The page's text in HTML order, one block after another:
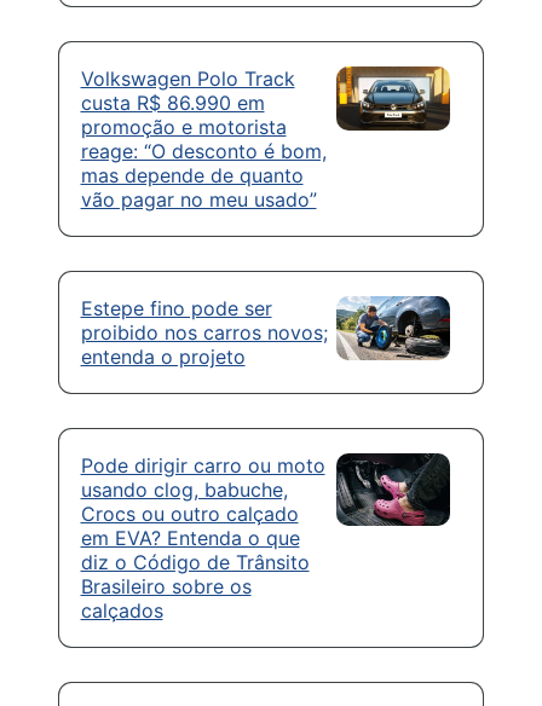
Volkswagen Polo Track
custa R$ 86.990 em
promoção e motorista
reage: “O desconto é bom,
mas depende de quanto
vão pagar no meu usado”
Estepe fino pode ser
proibido nos carros novos;
entenda o projeto
Pode dirigir carro ou moto
usando clog, babuche,
Crocs ou outro calçado
em EVA? Entenda o que
diz o Código de Trânsito
Brasileiro sobre os
calçados